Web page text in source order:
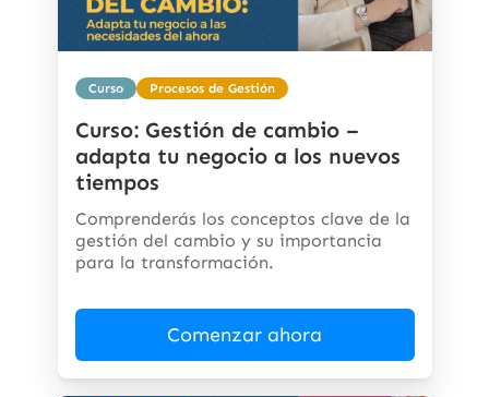
Curso Procesos de Gestión
Curso: Gestión de cambio –
adapta tu negocio a los nuevos
tiempos
Comprenderás los conceptos clave de la
gestión del cambio y su importancia
para la transformación.
Comenzar ahora